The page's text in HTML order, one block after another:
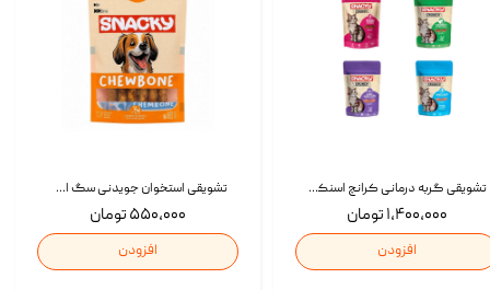
تشویقی استخوان جویدنی سگ اسنکی کرانچی با طعم مرغ Snacky Crunchy Munchy وزن 100 گرم
۵۵۰,۰۰۰ تومان
افزودن
تشویقی گربه درمانی کرانچ اسنکی با طعم میکس Snacky Crunch Cat Treats وزن 60 گرم بسته 4 عددی
۱,۴۰۰,۰۰۰ تومان
افزودن